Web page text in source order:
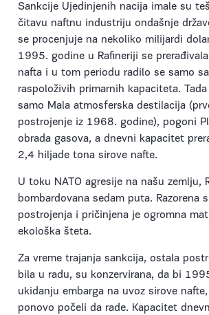
Sankcije Ujedinjenih nacija imale su
čitavu naftnu industriju ondašnje
se procenjuje na nekoliko milijardi
1995. godine u Rafineriji se
nafta i u tom periodu radilo se samo
raspoloživih primarnih kapaciteta.
samo Mala atmosferska destilacija
postrojenje iz 1968. godine), pogoni
obrada gasova, a dnevni kapacitet
2,4 hiljade tona sirove nafte.
U toku NATO agresije na našu zemlju,
bombardovana sedam puta. Razorena
postrojenja i pričinjena je ogromna
ekološka šteta.
Za vreme trajanja sankcija, ostala
bila u radu, su konzervirana, da bi
ukidanju embarga na uvoz sirove
ponovo počeli da rade. Kapacitet